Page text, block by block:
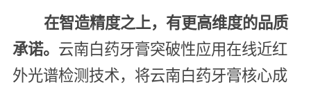
在智造精度之上，有更高维度的品质
承诺。 云南白药牙膏突破性应用在线近红
外光谱检测技术，将云南白药牙膏核心成